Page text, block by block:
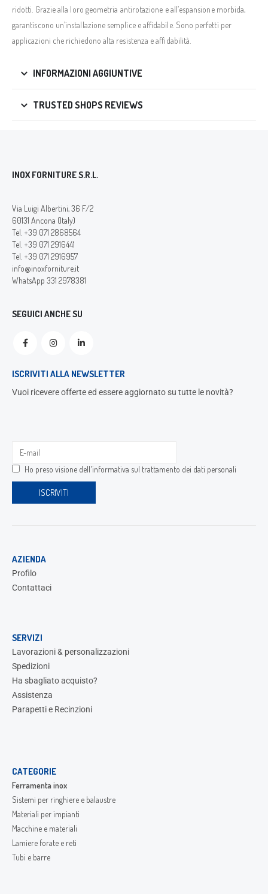
ridotti. Grazie alla loro geometria antirotazione e all’espansione morbida,
garantiscono un’installazione semplice e affidabile. Sono perfetti per
applicazioni che richiedono alta resistenza e affidabilità.
INFORMAZIONI AGGIUNTIVE
TRUSTED SHOPS REVIEWS
INOX FORNITURE S.R.L.
Via Luigi Albertini, 36 F/2
60131 Ancona (Italy)
Tel. +39 071 2868564
Tel. +39 071 2916441
Tel. +39 071 2916957
info@inoxforniture.it
WhatsApp 331 2978381
SEGUICI ANCHE SU
ISCRIVITI ALLA NEWSLETTER
Vuoi ricevere offerte ed essere aggiornato su tutte le novità?
Ho preso visione dell'informativa sul trattamento dei dati personali
AZIENDA
Profilo
Contattaci
SERVIZI
Lavorazioni & personalizzazioni
Spedizioni
Ha sbagliato acquisto?
Assistenza
Parapetti e Recinzioni
CATEGORIE
Ferramenta inox
Sistemi per ringhiere e balaustre
Materiali per impianti
Macchine e materiali
Lamiere forate e reti
Tubi e barre